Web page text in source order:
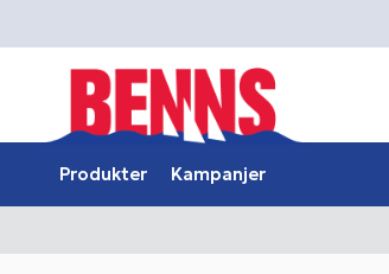
Produkter Kampanjer